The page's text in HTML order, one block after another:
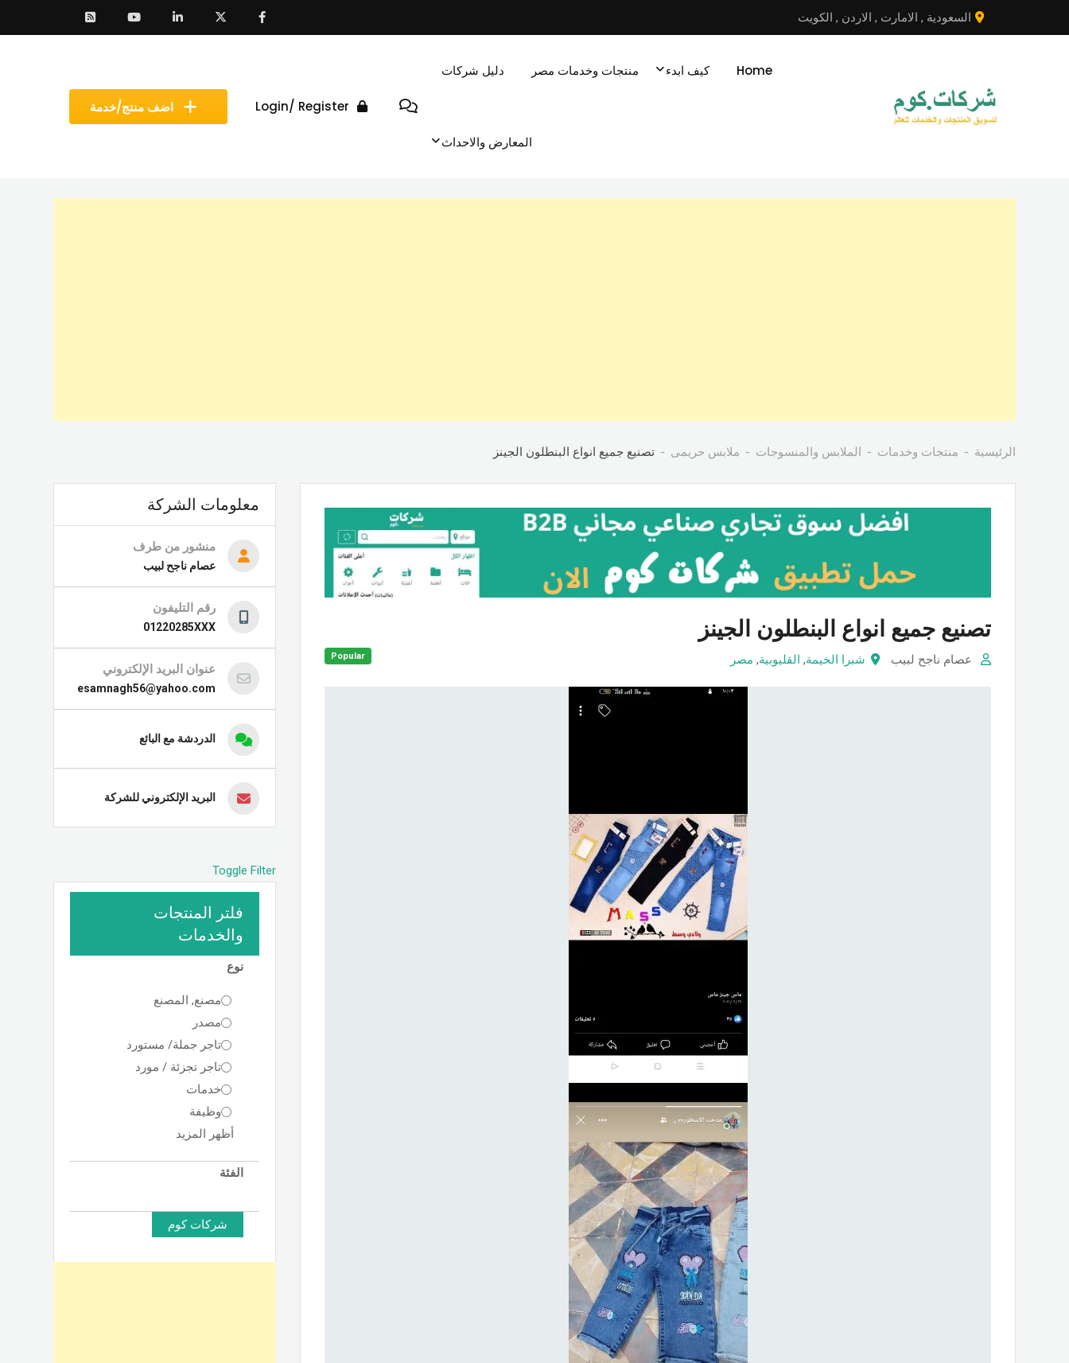
إلى
السعودية , الامارت , الاردن , الكويت
اضف منتج/خدمة Login/ Register
Home كيف ابدء منتجات وخدمات مصر دليل شركات
المعارض والاحداث
الرئيسية منتجات وخدمات الملابس والمنسوجات ملابس حريمى تصنيع جميع انواع البنطلون الجينز
تصنيع جميع انواع البنطلون الجينز
عصام ناجح لبيب شبرا الخيمة, القليوبية, مصر Popular
معلومات الشركة
منشور من طرف
عصام ناجح لبيب
رقم التليفون
01220285XXX
عنوان البريد الإلكتروني
esamnagh56@yahoo.com
الدردشة مع البائع
البريد الإلكتروني للشركة
Toggle Filter
فلتر المنتجات
والخدمات
نوع
مصنع, المصنع
مصدر
تاجر جملة/ مستورد
تاجر تجزئة / مورد
خدمات
وظيفة
أظهر المزيد
الفئة
شركات كوم